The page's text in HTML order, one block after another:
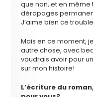
que non, et en même
dérapages
J’aime bien ce
Mais en ce moment,
autre chose, avec
voudrais avoir pour
sur mon histoire!
L’écriture du